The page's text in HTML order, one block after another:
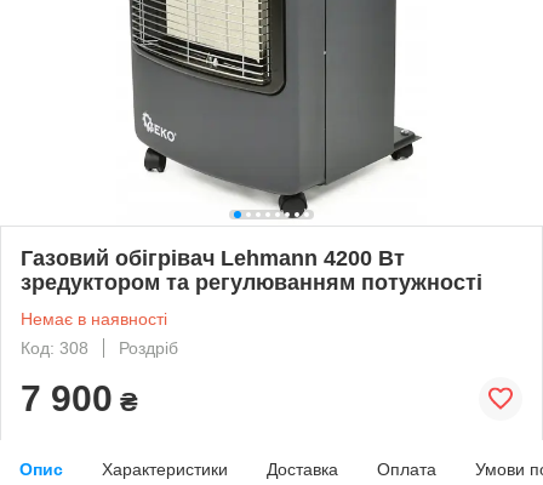
Газовий обігрівач Lehmann 4200 Вт
зредуктором та регулюванням потужності
Немає в наявності
Код: 308
Роздріб
7 900 ₴
Опис Характеристики Доставка Оплата Умови